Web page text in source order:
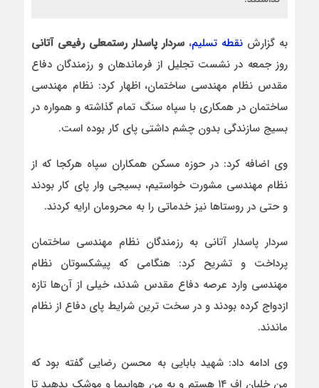
به گزارش نقطه تسلیم،سردار پاسدار رستمعلی رفیعی آتانی
روز جمعه در نشست تجلیل از فرماندهان و رزمندگان دفاع
مقدس نظام مهندسی ساختمان، اظهار کرد: نظام مهندسی
ساختمان در همکاری با سپاه سنگ تمام گذاشته و همواره در
بسیج سازندگی بدون چشم داشتی پای کار بوده است.
وی اضافه کرد: در حوزه مسکن همکاران سپاه هرکجا که از
نظام مهندسی مشورت خواستیم، بسیجی وار پای کار بودند
و حتی در روستاها نیز خدماتی را به محرومان ارایه کردند.
سردار پاسدار آتانی به رزمندگان نظام مهندسی ساختمان
پرداخت و تشریح کرد: هنگامی که پیشکسوتان نظام
مهندسی وارد عرصه دفاع مقدس شدند، خیلی از آن‌ها تازه
ازدواج کرده بودند و در سخت ترین شرایط پای دفاع از نظام
ماندند.
وی ادامه داد: شهید بابایی به محسن رضایی گفته بود که
من خلبان اف ۱۴ هستم و به من هواپیما و موشک بدهید تا